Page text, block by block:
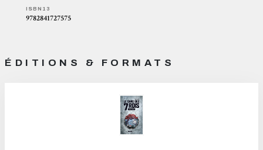
ISBN13
9782841727575
ÉDITIONS & FORMATS